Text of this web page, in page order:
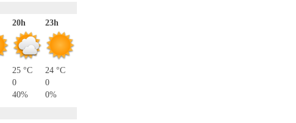
20h
25 °C
0
40%
23h
24 °C
0
0%